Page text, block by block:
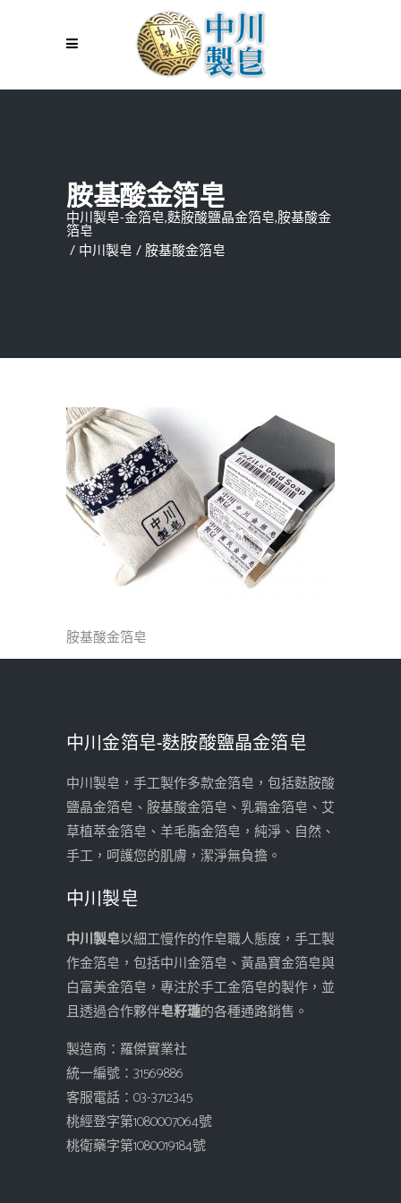
胺基酸金箔皂
中川製皂-金箔皂,麩胺酸鹽晶金箔皂,胺基酸金
箔皂
/ 中川製皂 /胺基酸金箔皂
胺基酸金箔皂
中川金箔皂-麩胺酸鹽晶金箔皂
中川製皂，手工製作多款金箔皂，包括麩胺酸
鹽晶金箔皂、胺基酸金箔皂、乳霜金箔皂、艾
草植萃金箔皂、羊毛脂金箔皂，純淨、自然、
手工，呵護您的肌膚，潔淨無負擔。
中川製皂
中川製皂以細工慢作的作皂職人態度，手工製
作金箔皂，包括中川金箔皂、黃晶寶金箔皂與
白富美金箔皂，專注於手工金箔皂的製作，並
且透過合作夥伴皂籽瓏的各種通路銷售。
製造商：羅傑實業社
統一編號：31569886
客服電話：03-3712345
桃經登字第1080007064號
桃衛藥字第1080019184號